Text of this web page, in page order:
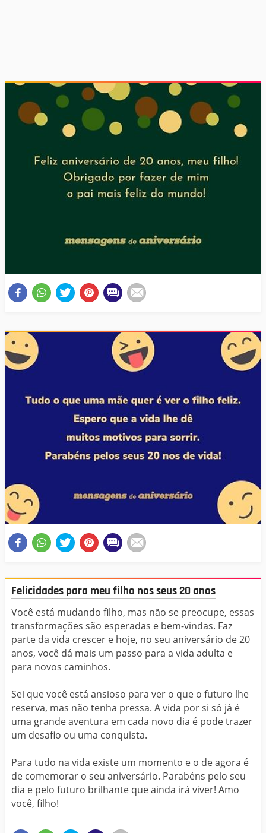
Felicidades para meu filho nos seus 20 anos
Você está mudando filho, mas não se preocupe, essas
transformações são esperadas e bem-vindas. Faz
parte da vida crescer e hoje, no seu aniversário de 20
anos, você dá mais um passo para a vida adulta e
para novos caminhos.
Sei que você está ansioso para ver o que o futuro lhe
reserva, mas não tenha pressa. A vida por si só já é
uma grande aventura em cada novo dia é pode trazer
um desafio ou uma conquista.
Para tudo na vida existe um momento e o de agora é
de comemorar o seu aniversário. Parabéns pelo seu
dia e pelo futuro brilhante que ainda irá viver! Amo
você, filho!